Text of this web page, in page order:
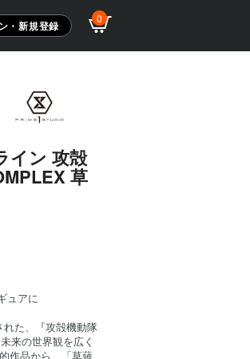
・新規登録
0
イン 攻殻
草
ュアに
た、『攻殻機動隊
来の世界観を広く
作品から、「草薙